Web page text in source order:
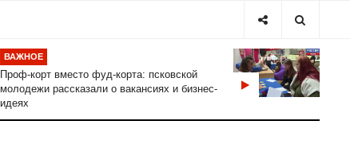
ВАЖНОЕ
Проф-корт вместо фуд-корта: псковской
молодежи рассказали о вакансиях и бизнес-
идеях